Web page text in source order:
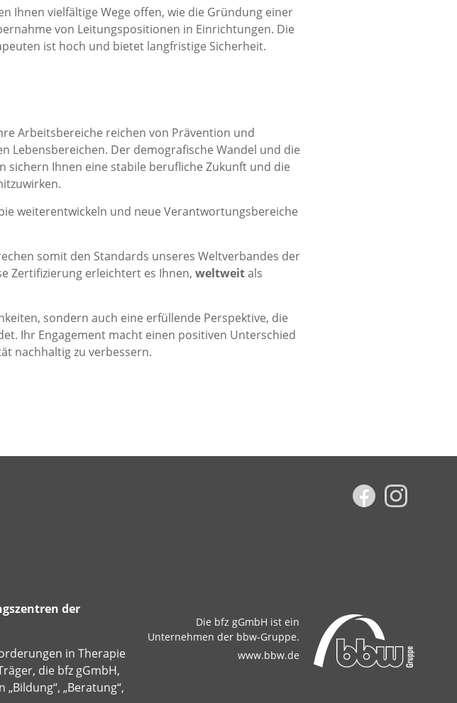
Ihnen vielfältige Wege offen, wie die Gründung einer
von Leitungspositionen in Einrichtungen. Die
ist hoch und bietet langfristige Sicherheit.
Arbeitsbereiche reichen von Prävention und
Lebensbereichen. Der demografische Wandel und die
Ihnen eine stabile berufliche Zukunft und die
weiterentwickeln und neue Verantwortungsbereiche
somit den Standards unseres Weltverbandes der
Zertifizierung erleichtert es Ihnen, weltweitals
sondern auch eine erfüllende Perspektive, die
Ihr Engagement macht einen positiven Unterschied
nachhaltig zu verbessern.
der
in Therapie
die bfz gGmbH,
„Beratung“,
Die bfz gGmbH ist ein
Unternehmen der bbw-Gruppe.
www.bbw.de